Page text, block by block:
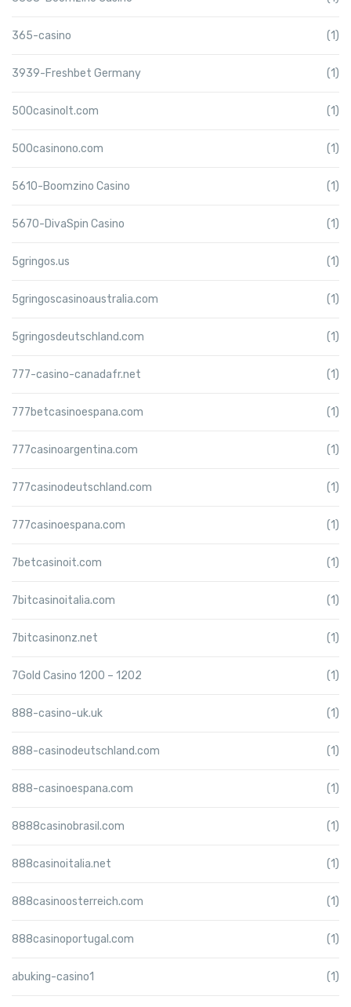
365-casino (1)
3939-Freshbet Germany (1)
500casinolt.com (1)
500casinono.com (1)
5610-Boomzino Casino (1)
5670-DivaSpin Casino (1)
5gringos.us (1)
5gringoscasinoaustralia.com (1)
5gringosdeutschland.com (1)
777-casino-canadafr.net (1)
777betcasinoespana.com (1)
777casinoargentina.com (1)
777casinodeutschland.com (1)
777casinoespana.com (1)
7betcasinoit.com (1)
7bitcasinoitalia.com (1)
7bitcasinonz.net (1)
7Gold Casino 1200 – 1202 (1)
888-casino-uk.uk (1)
888-casinodeutschland.com (1)
888-casinoespana.com (1)
8888casinobrasil.com (1)
888casinoitalia.net (1)
888casinoosterreich.com (1)
888casinoportugal.com (1)
abuking-casino1 (1)